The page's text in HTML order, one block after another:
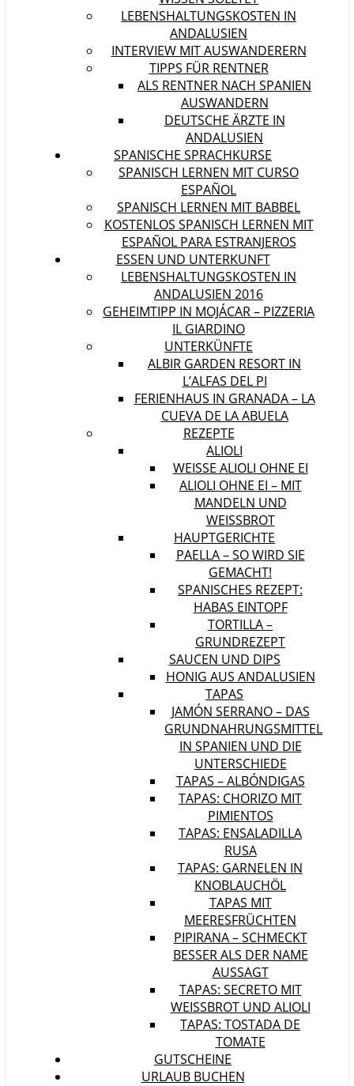
LEBENSHALTUNGSKOSTEN IN
ANDALUSIEN
INTERVIEW MIT AUSWANDERERN
TIPPS FÜR RENTNER
ALS RENTNER NACH SPANIEN
AUSWANDERN
DEUTSCHE ÄRZTE IN
ANDALUSIEN
SPANISCHE SPRACHKURSE
SPANISCH LERNEN MIT CURSO
ESPAÑOL
SPANISCH LERNEN MIT BABBEL
KOSTENLOS SPANISCH LERNEN MIT
ESPAÑOL PARA ESTRANJEROS
ESSEN UND UNTERKUNFT
LEBENSHALTUNGSKOSTEN IN
ANDALUSIEN 2016
GEHEIMTIPP IN MOJÁCAR – PIZZERIA
IL GIARDINO
UNTERKÜNFTE
ALBIR GARDEN RESORT IN
L’ALFAS DEL PI
FERIENHAUS IN GRANADA – LA
CUEVA DE LA ABUELA
REZEPTE
ALIOLI
WEISSE ALIOLI OHNE EI
ALIOLI OHNE EI – MIT
MANDELN UND
WEISSBROT
HAUPTGERICHTE
PAELLA – SO WIRD SIE
GEMACHT!
SPANISCHES REZEPT:
HABAS EINTOPF
TORTILLA –
GRUNDREZEPT
SAUCEN UND DIPS
HONIG AUS ANDALUSIEN
TAPAS
JAMÓN SERRANO – DAS
GRUNDNAHRUNGSMITTEL
IN SPANIEN UND DIE
UNTERSCHIEDE
TAPAS – ALBÓNDIGAS
TAPAS: CHORIZO MIT
PIMIENTOS
TAPAS: ENSALADILLA
RUSA
TAPAS: GARNELEN IN
KNOBLAUCHÖL
TAPAS MIT
MEERESFRÜCHTEN
PIPIRANA – SCHMECKT
BESSER ALS DER NAME
AUSSAGT
TAPAS: SECRETO MIT
WEISSBROT UND ALIOLI
TAPAS: TOSTADA DE
TOMATE
GUTSCHEINE
URLAUB BUCHEN